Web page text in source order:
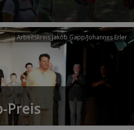
Arbeitskreis Jakob Gapp/Johannes Erler
Preis